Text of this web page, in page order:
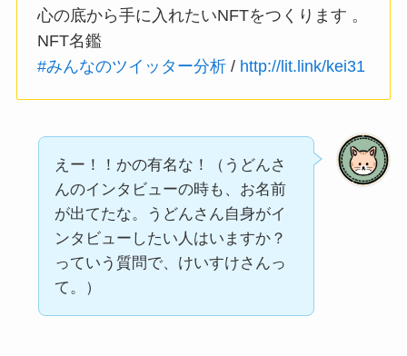
心の底から手に入れたいNFTをつくります 。
NFT名鑑
#みんなのツイッター分析 / http://lit.link/kei31
えー！！かの有名な！（うどんさ
んのインタビューの時も、お名前
が出てたな。うどんさん自身がイ
ンタビューしたい人はいますか？
っていう質問で、けいすけさんっ
て。）